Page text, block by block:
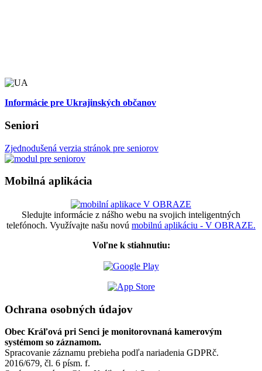
Informácie pre Ukrajinských občanov
Seniori
Zjednodušená verzia stránok pre seniorov
Mobilná aplikácia
Sledujte informácie z nášho webu na svojich inteligentných
telefónoch. Využívajte našu novú mobilnú aplikáciu - V OBRAZE.
Voľne k stiahnutiu:
Ochrana osobných údajov
Obec Kráľová pri Senci je monitorovnaná kamerovým
systémom so záznamom.
Spracovanie záznamu prebieha podľa nariadenia GDPRč.
2016/679, čl. 6 písm. f.